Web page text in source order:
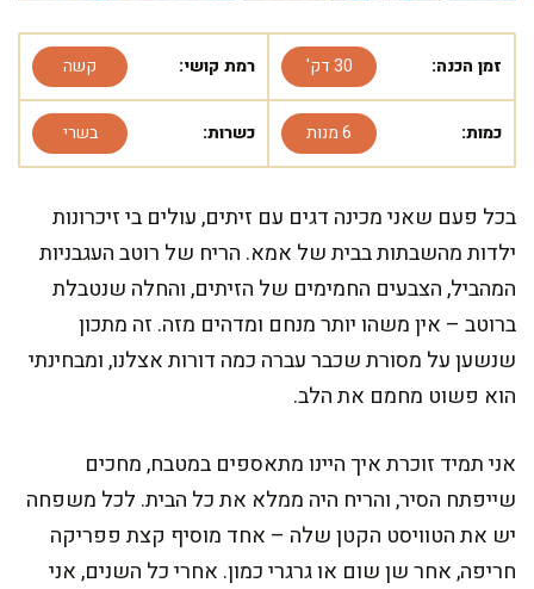
זמן הכנה: 30 דק' רמת קושי: קשה
כמות: 6 מנות כשרות: בשרי
בכל פעם שאני מכינה דגים עם זיתים, עולים בי זיכרונות
ילדות מהשבתות בבית של אמא. הריח של רוטב העגבניות
המהביל, הצבעים החמימים של הזיתים, והחלה שנטבלת
ברוטב – אין משהו יותר מנחם ומדהים מזה. זה מתכון
שנשען על מסורת שכבר עברה כמה דורות אצלנו, ומבחינתי
הוא פשוט מחמם את הלב.
אני תמיד זוכרת איך היינו מתאספים במטבח, מחכים
שייפתח הסיר, והריח היה ממלא את כל הבית. לכל משפחה
יש את הטוויסט הקטן שלה – אחד מוסיף קצת פפריקה
חריפה, אחר שן שום או גרגרי כמון. אחרי כל השנים, אני